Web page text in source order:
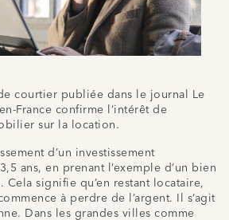
courtier publiée dans le journal Le
France confirme l’intérêt de
sur la location.
d’un investissement
ans, en prenant l’exemple d’un bien
signifie qu’en restant locataire,
à perdre de l’argent. Il s’agit
Dans les grandes villes comme